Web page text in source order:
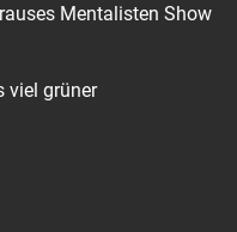
Mentalisten Show
viel grüner